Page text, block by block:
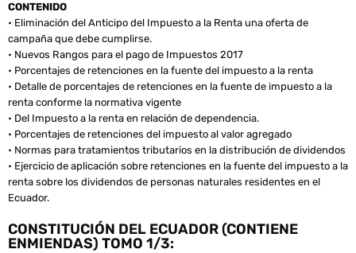
CONTENIDO
• Eliminación del Anticipo del Impuesto a la Renta una oferta de
campaña que debe cumplirse.
• Nuevos Rangos para el pago de Impuestos 2017
• Porcentajes de retenciones en la fuente del impuesto a la renta
• Detalle de porcentajes de retenciones en la fuente de impuesto a la
renta conforme la normativa vigente
• Del Impuesto a la renta en relación de dependencia.
• Porcentajes de retenciones del impuesto al valor agregado
• Normas para tratamientos tributarios en la distribución de dividendos
• Ejercicio de aplicación sobre retenciones en la fuente del impuesto a la
renta sobre los dividendos de personas naturales residentes en el
Ecuador.
CONSTITUCIÓN DEL ECUADOR (CONTIENE
ENMIENDAS) TOMO 1/3: